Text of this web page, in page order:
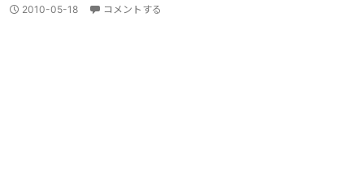
2010-05-18 コメントする